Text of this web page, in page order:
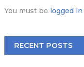
You must be logged in
RECENT POSTS